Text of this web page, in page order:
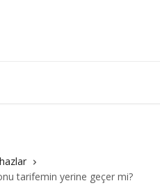
tarifemin yerine geçer mi?